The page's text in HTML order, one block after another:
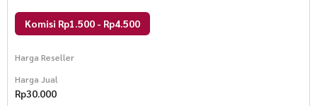
Komisi Rp1.500 - Rp4.500
Harga Reseller
Harga Jual
Rp30.000